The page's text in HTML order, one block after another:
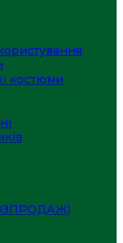
костюми